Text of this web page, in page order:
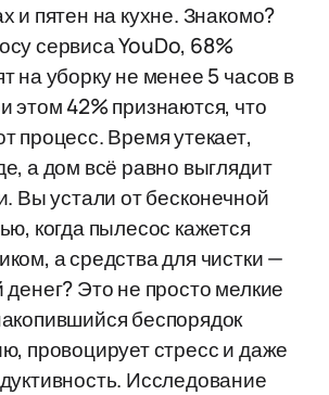
и пятен на кухне. Знакомо?
сервиса YouDo, 68%
на уборку не менее 5 часов в
этом 42% признаются, что
процесс. Время утекает,
а дом всё равно выглядит
Вы устали от бесконечной
когда пылесос кажется
а средства для чистки —
денег? Это не просто мелкие
беспорядок
провоцирует стресс и даже
Исследование